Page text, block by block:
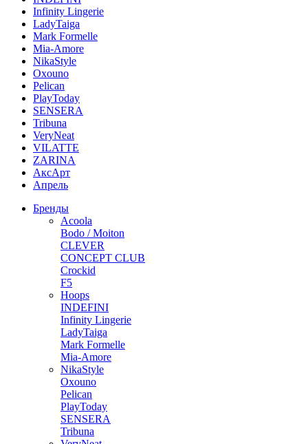
Infinity Lingerie
LadyTaiga
Mark Formelle
Mia-Amore
NikaStyle
Oxouno
Pelican
PlayToday
SENSERA
Tribuna
VeryNeat
VILATTE
ZARINA
АксАрт
Апрель
Бренды
Acoola
Bodo / Moiton
CLEVER
CONCEPT CLUB
Crockid
F5
Hoops
INDEFINI
Infinity Lingerie
LadyTaiga
Mark Formelle
Mia-Amore
NikaStyle
Oxouno
Pelican
PlayToday
SENSERA
Tribuna